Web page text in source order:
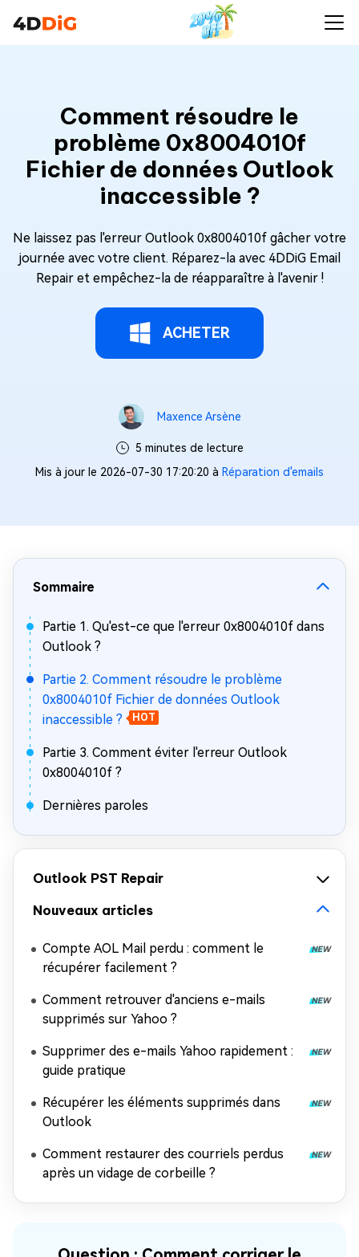
Comment résoudre le
problème 0x8004010f
Fichier de données Outlook
inaccessible ?
Ne laissez pas l'erreur Outlook 0x8004010f gâcher votre
journée avec votre client. Réparez-la avec 4DDiG Email
Repair et empêchez-la de réapparaître à l'avenir !
ACHETER
Maxence Arsène
5 minutes de lecture
Mis à jour le 2026-07-30 17:20:20 à Réparation d'emails
Sommaire
Partie 1. Qu'est-ce que l'erreur 0x8004010f dans
Outlook ?
Partie 2. Comment résoudre le problème
0x8004010f Fichier de données Outlook
inaccessible ?
HOT
Partie 3. Comment éviter l'erreur Outlook
0x8004010f ?
Dernières paroles
Outlook PST Repair
Nouveaux articles
Compte AOL Mail perdu : comment le
récupérer facilement ?
Comment retrouver d'anciens e-mails
supprimés sur Yahoo ?
Supprimer des e-mails Yahoo rapidement :
guide pratique
Récupérer les éléments supprimés dans
Outlook
Comment restaurer des courriels perdus
après un vidage de corbeille ?